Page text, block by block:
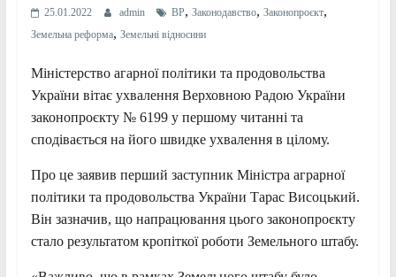
25.01.2022 admin ВР, Законодавство, Законопроєкт,
Земельна реформа, Земельні відносини
Міністерство агарної політики та продовольства
України вітає ухвалення Верховною Радою України
законопроєкту № 6199 у першому читанні та
сподівається на його швидке ухвалення в цілому.
Про це заявив перший заступник Міністра аграрної
політики та продовольства України Тарас Висоцький.
Він зазначив, що напрацювання цього законопроєкту
стало результатом кропіткої роботи Земельного штабу.